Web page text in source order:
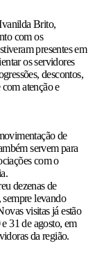
Brito,
com os
presentes em
os servidores
descontos,
atenção e
de
servem para
com o
dezenas de
sempre levando
visitas já estão
31 de agosto, em
da região.